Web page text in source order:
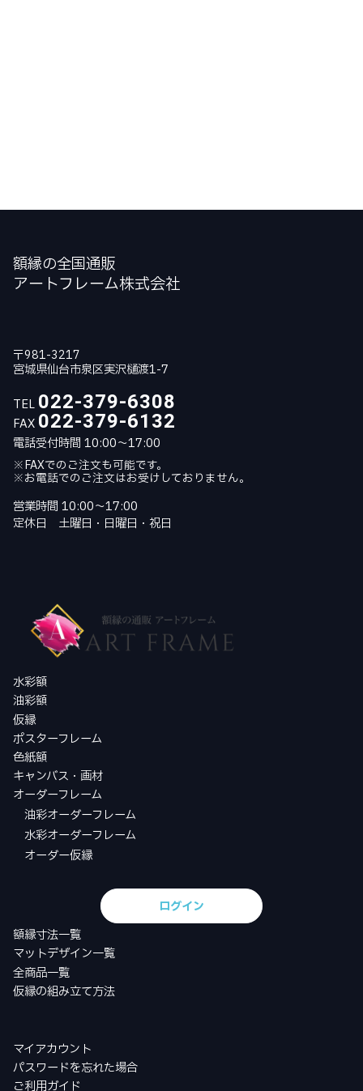
額縁の全国通販
アートフレーム株式会社
〒981-3217
宮城県仙台市泉区実沢樋渡1-7
TEL 022-379-6308
FAX 022-379-6132
電話受付時間 10:00～17:00
※FAXでのご注文も可能です。
※お電話でのご注文はお受けしておりません。
営業時間 10:00～17:00
定休日 土曜日・日曜日・祝日
水彩額
油彩額
仮縁
ポスターフレーム
色紙額
キャンバス・画材
オーダーフレーム
油彩オーダーフレーム
水彩オーダーフレーム
オーダー仮縁
ログイン
額縁寸法一覧
マットデザイン一覧
全商品一覧
仮縁の組み立て方法
マイアカウント
パスワードを忘れた場合
ご利用ガイド